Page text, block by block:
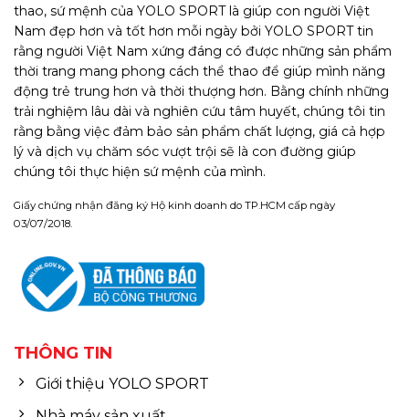
thao, sứ mệnh của YOLO SPORT là giúp con người Việt
Nam đẹp hơn và tốt hơn mỗi ngày bởi YOLO SPORT tin
rằng người Việt Nam xứng đáng có được những sản phẩm
thời trang mang phong cách thể thao để giúp mình năng
động trẻ trung hơn và thời thượng hơn. Bằng chính những
trải nghiệm lâu dài và nghiên cứu tâm huyết, chúng tôi tin
rằng bằng việc đảm bảo sản phẩm chất lượng, giá cả hợp
lý và dịch vụ chăm sóc vượt trội sẽ là con đường giúp
chúng tôi thực hiện sứ mệnh của mình.
Giấy chứng nhận đăng ký Hộ kinh doanh do TP.HCM cấp ngày
03/07/2018.
THÔNG TIN
Giới thiệu YOLO SPORT